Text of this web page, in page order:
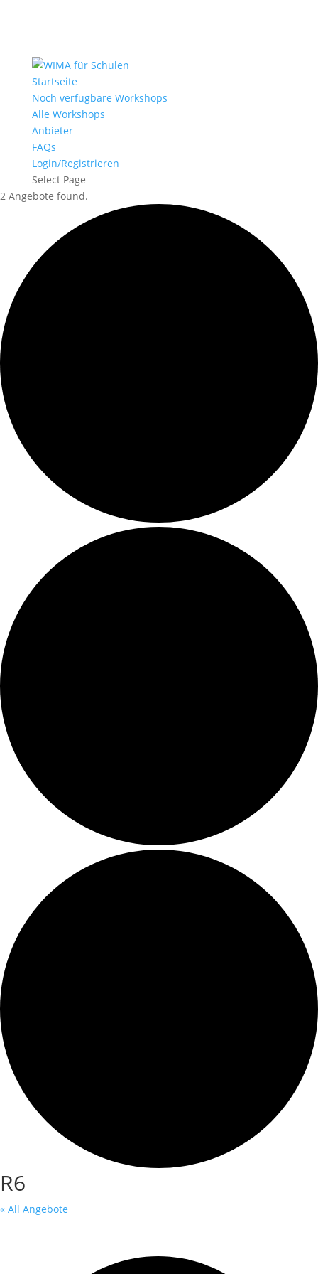
Startseite
Noch verfügbare Workshops
Alle Workshops
Anbieter
FAQs
Login/Registrieren
Select Page
2 Angebote found.
R6
« All Angebote